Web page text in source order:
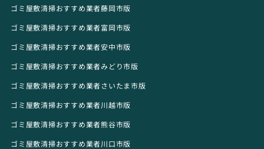
ゴミ屋敷清掃おすすめ業者藤岡市版
ゴミ屋敷清掃おすすめ業者富岡市版
ゴミ屋敷清掃おすすめ業者安中市版
ゴミ屋敷清掃おすすめ業者みどり市版
ゴミ屋敷清掃おすすめ業者さいたま市版
ゴミ屋敷清掃おすすめ業者川越市版
ゴミ屋敷清掃おすすめ業者熊谷市版
ゴミ屋敷清掃おすすめ業者川口市版